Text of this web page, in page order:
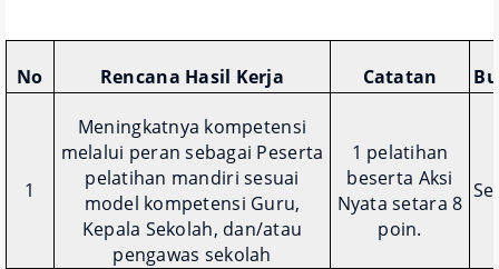
No Rencana Hasil Kerja Catatan
1
Meningkatnya kompetensi
melalui peran sebagai Peserta
pelatihan mandiri sesuai
model kompetensi Guru,
Kepala Sekolah, dan/atau
pengawas sekolah
1 pelatihan
beserta Aksi
Nyata setara 8
poin.